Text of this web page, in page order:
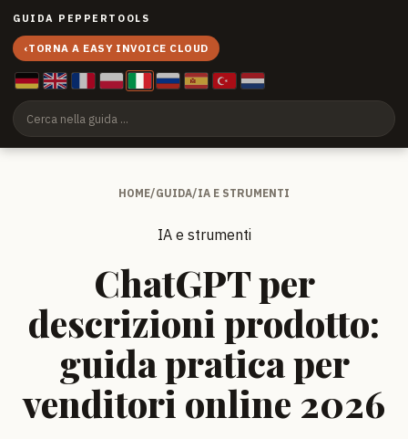
GUIDA PEPPERTOOLS
‹TORNA A EASY INVOICE CLOUD
HOME/GUIDA/IA E STRUMENTI
IA e strumenti
ChatGPT per
descrizioni prodotto:
guida pratica per
venditori online 2026